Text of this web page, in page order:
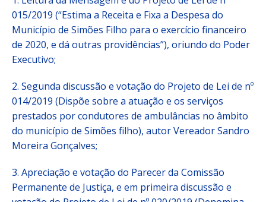
015/2019 (“Estima a Receita e Fixa a Despesa do
Município de Simões Filho para o exercício financeiro
de 2020, e dá outras providências”), oriundo do Poder
Executivo;
2. Segunda discussão e votação do Projeto de Lei de nº
014/2019 (Dispõe sobre a atuação e os serviços
prestados por condutores de ambulâncias no âmbito
do município de Simões filho), autor Vereador Sandro
Moreira Gonçalves;
3. Apreciação e votação do Parecer da Comissão
Permanente de Justiça, e em primeira discussão e